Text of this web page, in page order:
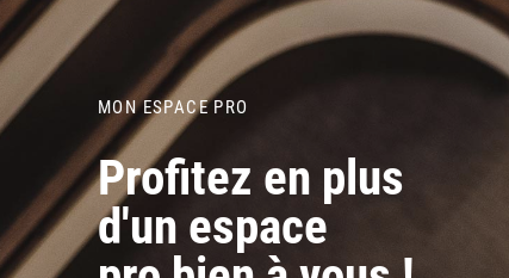
MON ESPACE PRO
Profitez en plus
d'un espace